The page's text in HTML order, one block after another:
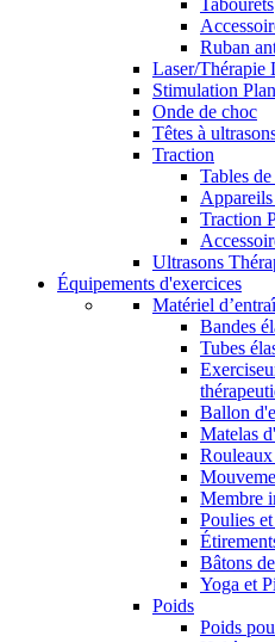
Tabourets
Ruban
Laser/Thérapie
Stimulation
Onde de choc
Têtes à
Traction
Tables
Traction
Ultrasons
Équipements d'exercices
Matériel
Bandes
Tubes
Ballon
Matelas
Rouleaux
Membre
Poulies
Bâtons
Yoga et
Poids
Poids